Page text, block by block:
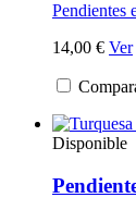
Pendientes
14,00 € Ver
Disponible